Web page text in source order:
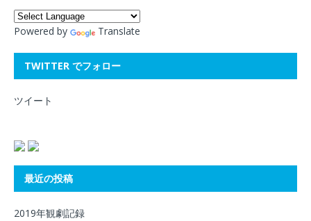
Powered by Translate
TWITTER でフォロー
ツイート
最近の投稿
2019年観劇記録